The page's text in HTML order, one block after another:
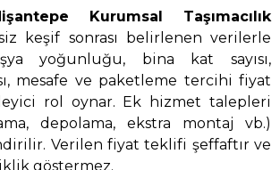
Kurumsal Taşımacılık
keşif sonrası belirlenen verilerle
yoğunluğu, bina kat sayısı,
mesafe ve paketleme tercihi fiyat
rol oynar. Ek hizmet talepleri
depolama, ekstra montaj vb.)
Verilen fiyat teklifi şeffaftır ve
göstermez.